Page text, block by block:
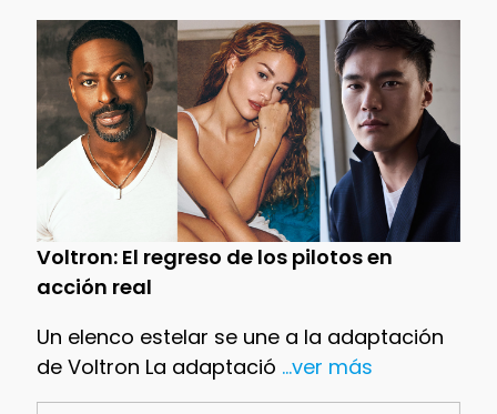
Voltron: El regreso de los pilotos en
acción real
Un elenco estelar se une a la adaptación
de Voltron La adaptació ...ver más